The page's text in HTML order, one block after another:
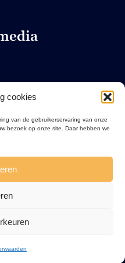
cookies
van de gebruikerservaring van onze
bezoek op onze site. Daar hebben we